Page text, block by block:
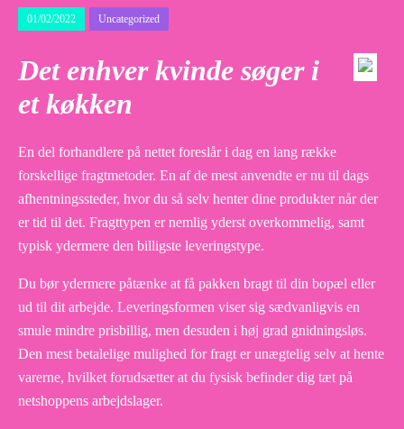
01/02/2022 Uncategorized
Det enhver kvinde søger i
et køkken
En del forhandlere på nettet foreslår i dag en lang række
forskellige fragtmetoder. En af de mest anvendte er nu til dags
afhentningssteder, hvor du så selv henter dine produkter når der
er tid til det. Fragttypen er nemlig yderst overkommelig, samt
typisk ydermere den billigste leveringstype.
Du bør ydermere påtænke at få pakken bragt til din bopæl eller
ud til dit arbejde. Leveringsformen viser sig sædvanligvis en
smule mindre prisbillig, men desuden i høj grad gnidningsløs.
Den mest betalelige mulighed for fragt er unægtelig selv at hente
varerne, hvilket forudsætter at du fysisk befinder dig tæt på
netshoppens arbejdslager.